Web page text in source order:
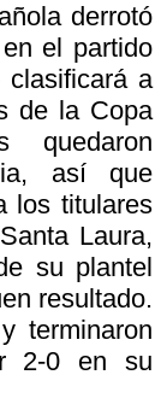
derrotó
el partido
clasificará a
de la Copa
quedaron
así que
los titulares
Laura,
su plantel
resultado.
terminaron
2-0 en su